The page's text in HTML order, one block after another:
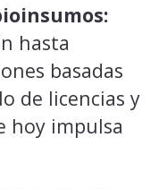
hasta
basadas
de licencias y
hoy impulsa